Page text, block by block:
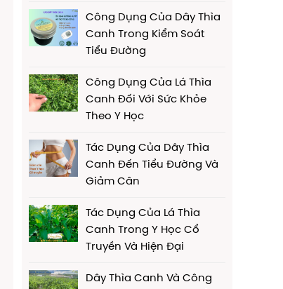
Công Dụng Của Dây Thìa
Canh Trong Kiểm Soát
Tiểu Đường
Công Dụng Của Lá Thìa
Canh Đối Với Sức Khỏe
Theo Y Học
Tác Dụng Của Dây Thìa
Canh Đến Tiểu Đường Và
Giảm Cân
Tác Dụng Của Lá Thìa
Canh Trong Y Học Cổ
Truyền Và Hiện Đại
Dây Thìa Canh Và Công